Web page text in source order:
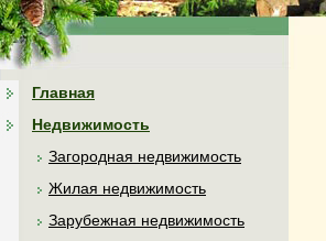
Главная
Недвижимость
Загородная недвижимость
Жилая недвижимость
Зарубежная недвижимость